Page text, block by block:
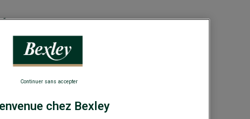
- Poche
chez Bexley
Continuer sans accepter